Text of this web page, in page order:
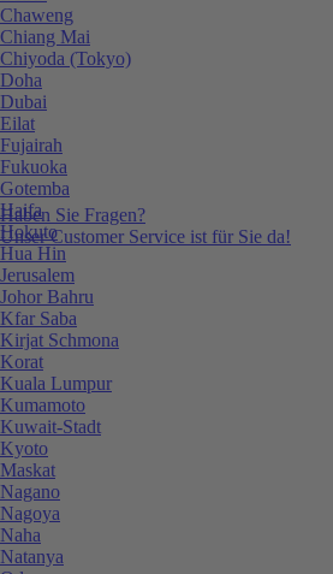
Haben Sie Fragen?
Unser Customer Service ist für Sie da!
Chaweng
Chiang Mai
Chiyoda (Tokyo)
Doha
Dubai
Eilat
Fujairah
Fukuoka
Gotemba
Haifa
Hokuto
Hua Hin
Jerusalem
Johor Bahru
Kfar Saba
Kirjat Schmona
Korat
Kuala Lumpur
Kumamoto
Kuwait-Stadt
Kyoto
Maskat
Nagano
Nagoya
Naha
Natanya